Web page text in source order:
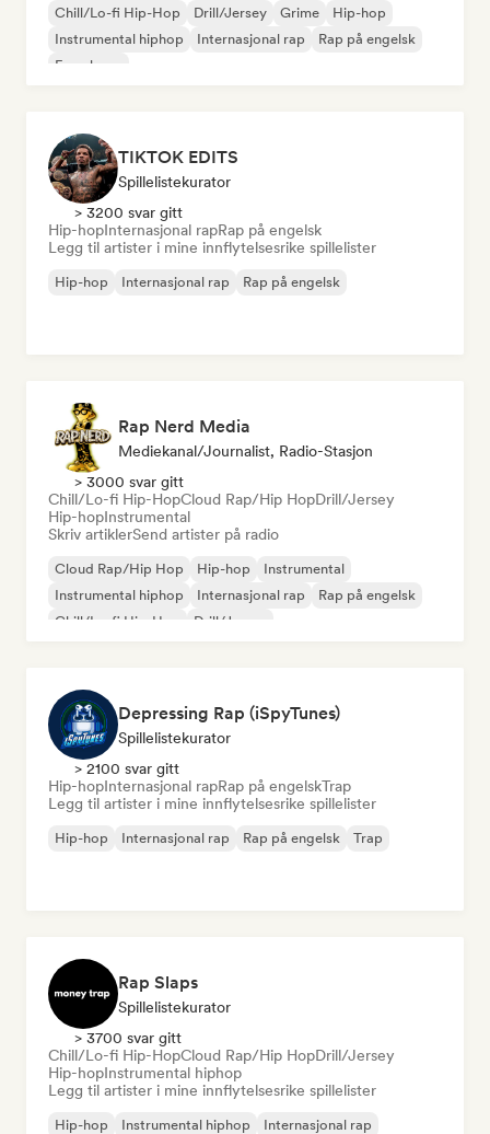
Chill/Lo-fi Hip-Hop Drill/Jersey Grime
Hip-hop
Instrumental hiphop
Internasjonal rap
Rap på engelsk
Fransk rap
TIKTOK EDITS
Spillelistekurator
> 3200 svar gitt
Hip-hopInternasjonal rapRap på engelsk
Legg til artister i mine innflytelsesrike spillelister
Hip-hop Internasjonal rap Rap på engelsk
Rap Nerd Media
Mediekanal/journalist, Radio-Stasjon
> 3000 svar gitt
Chill/Lo-fi Hip-HopCloud Rap/Hip HopDrill/Jersey
Hip-hopInstrumental
Skriv artiklerSend artister på radio
Cloud Rap/Hip Hop Hip-hop
Instrumental
Instrumental hiphop
Internasjonal rap
Rap på engelsk
Chill/Lo-fi Hip-Hop
Drill/Jersey
Depressing Rap (iSpyTunes)
Spillelistekurator
> 2100 svar gitt
Hip-hopInternasjonal rapRap på engelskTrap
Legg til artister i mine innflytelsesrike spillelister
Hip-hop Internasjonal rap Rap på engelsk Trap
Rap Slaps
Spillelistekurator
> 3700 svar gitt
Chill/Lo-fi Hip-HopCloud Rap/Hip HopDrill/Jersey
Hip-hopInstrumental hiphop
Legg til artister i mine innflytelsesrike spillelister
Hip-hop Instrumental hiphop
Internasjonal rap